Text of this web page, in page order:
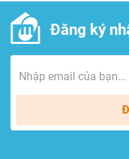
Đăng ký